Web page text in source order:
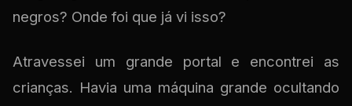
negros? Onde foi que já vi isso?
Atravessei um grande portal e encontrei as
crianças. Havia uma máquina grande ocultando